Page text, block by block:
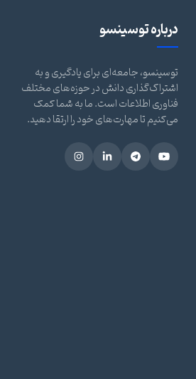
درباره توسینسو
توسینسو، جامعه‌ای برای یادگیری و به
اشتراک‌گذاری دانش در حوزه‌های مختلف
فناوری اطلاعات است. ما به شما کمک
می‌کنیم تا مهارت‌های خود را ارتقا دهید.